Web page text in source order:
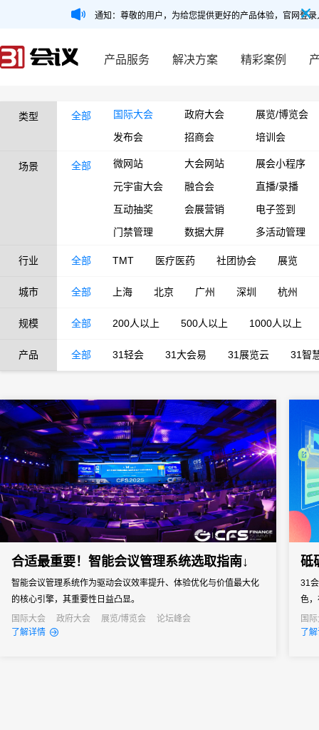
通知：尊敬的用户，为给您提供更好的产品体验，官网登
产品服务 解决方案 精彩案例
类型 全部 国际大会 政府大会
展览/博览会
发布会
招商会 培训会
场景 全部 微网站 大会网站
展会小程序
元宇宙大会
融合会
直播/录播
互动抽奖
会展营销
电子签到
门禁管理
数据大屏 多活动管理
行业 全部 TMT 医疗医药 社团协会 展览
城市 全部 上海 北京 广州 深圳 杭州
规模 全部 200人以上 500人以上 1000人以上
产品 全部 31轻会 31大会易 31展览云 31智
合适最重要！智能会议管理系统选取指南↓
智能会议管理系统作为驱动会议效率提升、体验优化与价值最大化
的核心引擎，其重要性日益凸显。
国际大会
政府大会 展览/博览会
论坛峰会
了解详情
砥
31
色
们
通
国
线
了